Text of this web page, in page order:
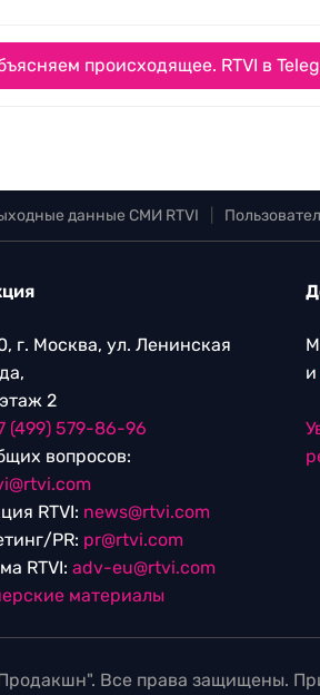
происходящее. RTVI в
данные СМИ RTVI
г. Москва, ул. Ленинская
2
(499) 579-86-96
вопросов:
RTVI: news@rtvi.com
PR: pr@rtvi.com
RTVI: adv-eu@rtvi.com
материалы
и
Все права защищены.